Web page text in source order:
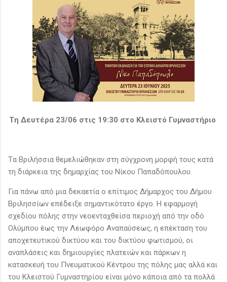
Tη Δευτέρα 23/06 στις 19:30 στο Κλειστό Γυμναστήριο
Tα Βριλήσσια θεμελιώθηκαν στη σύγχρονη μορφή τους κατά
τη διάρκεια της δημαρχίας του Νίκου Παπαδόπουλου.
Για πάνω από μια δεκαετία ο επίτιμος Δήμαρχος του Δήμου
Βριλησσίων επέδειξε σημαντικότατο έργο. Η εφαρμογή
σχεδίου πόλης στην νεοενταχθείσα περιοχή από την οδό
Ολύμπου έως την Λεωφόρο Αναπαύσεως, η επέκταση του
αποχετευτικού δικτύου και του δικτύου φωτισμού, οι
αναπλάσεις και δημιουργίες πλατειών και πάρκων η
κατασκευή του Πνευματικού Κέντρου της πόλης μας αλλά και
του Κλειστού Γυμναστηρίου είναι μόνο κάποια από τα πολλά